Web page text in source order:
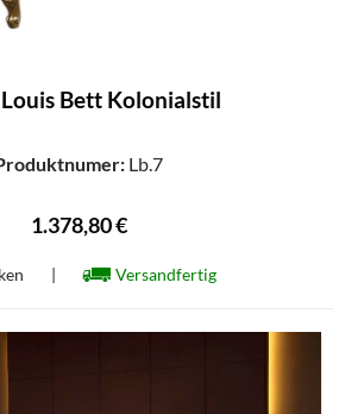
Bett Kolonialstil
Lb.7
1.378,80 €
| Versandfertig